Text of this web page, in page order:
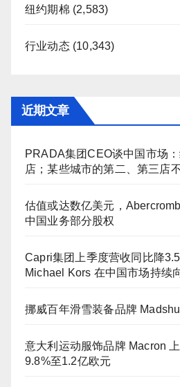
纽约期棉 (2,583)
行业动态(10,343)
近期文章
PRADA集团CEO谈中国市场
店；某些城市的第二、第三店
估值或达数亿美元，
中国业务部分股权
Capri集团上季度营收同比降
Michael Kors 在中国市场持续
挪威百年滑雪装备品牌
意大利运动服饰品牌 Macron
9.8%至1.2亿欧元